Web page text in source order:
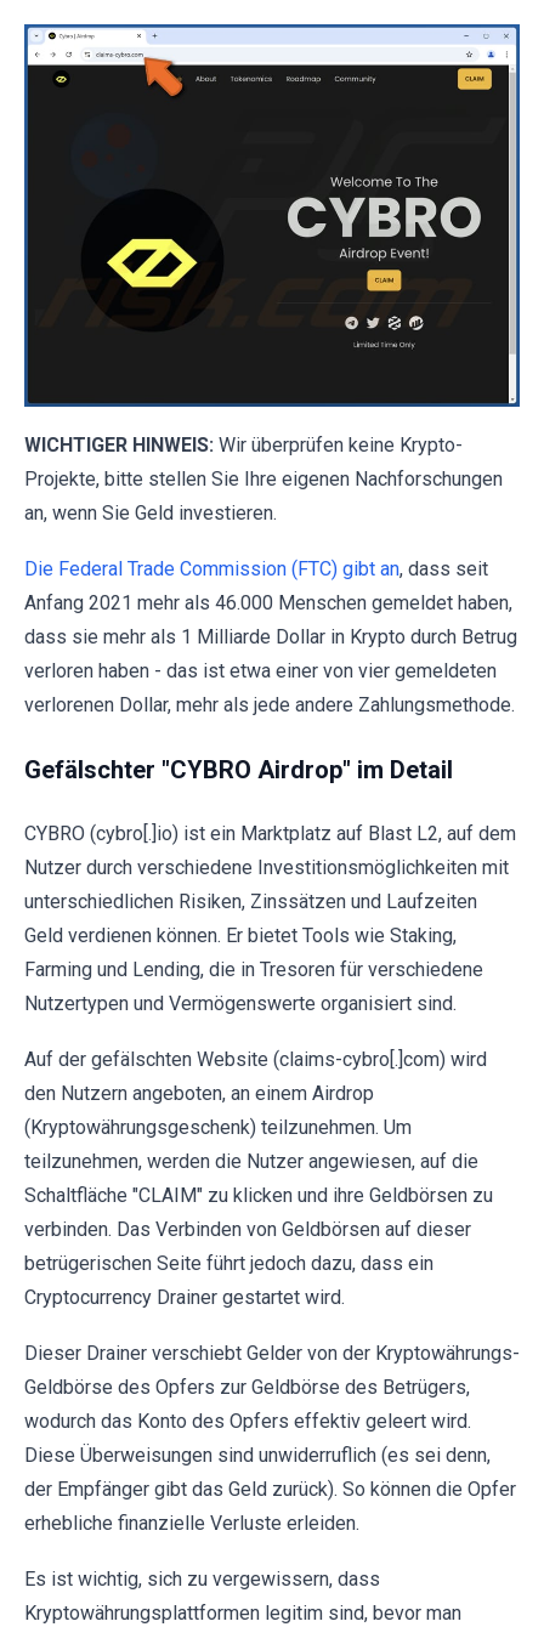
WICHTIGER HINWEIS: Wir überprüfen keine Krypto-
Projekte, bitte stellen Sie Ihre eigenen Nachforschungen
an, wenn Sie Geld investieren.
Die Federal Trade Commission (FTC) gibt an, dass seit
Anfang 2021 mehr als 46.000 Menschen gemeldet haben,
dass sie mehr als 1 Milliarde Dollar in Krypto durch Betrug
verloren haben - das ist etwa einer von vier gemeldeten
verlorenen Dollar, mehr als jede andere Zahlungsmethode.
Gefälschter "CYBRO Airdrop" im Detail
CYBRO (cybro[.]io) ist ein Marktplatz auf Blast L2, auf dem
Nutzer durch verschiedene Investitionsmöglichkeiten mit
unterschiedlichen Risiken, Zinssätzen und Laufzeiten
Geld verdienen können. Er bietet Tools wie Staking,
Farming und Lending, die in Tresoren für verschiedene
Nutzertypen und Vermögenswerte organisiert sind.
Auf der gefälschten Website (claims-cybro[.]com) wird
den Nutzern angeboten, an einem Airdrop
(Kryptowährungsgeschenk) teilzunehmen. Um
teilzunehmen, werden die Nutzer angewiesen, auf die
Schaltfläche "CLAIM" zu klicken und ihre Geldbörsen zu
verbinden. Das Verbinden von Geldbörsen auf dieser
betrügerischen Seite führt jedoch dazu, dass ein
Cryptocurrency Drainer gestartet wird.
Dieser Drainer verschiebt Gelder von der Kryptowährungs-
Geldbörse des Opfers zur Geldbörse des Betrügers,
wodurch das Konto des Opfers effektiv geleert wird.
Diese Überweisungen sind unwiderruflich (es sei denn,
der Empfänger gibt das Geld zurück). So können die Opfer
erhebliche finanzielle Verluste erleiden.
Es ist wichtig, sich zu vergewissern, dass
Kryptowährungsplattformen legitim sind, bevor man